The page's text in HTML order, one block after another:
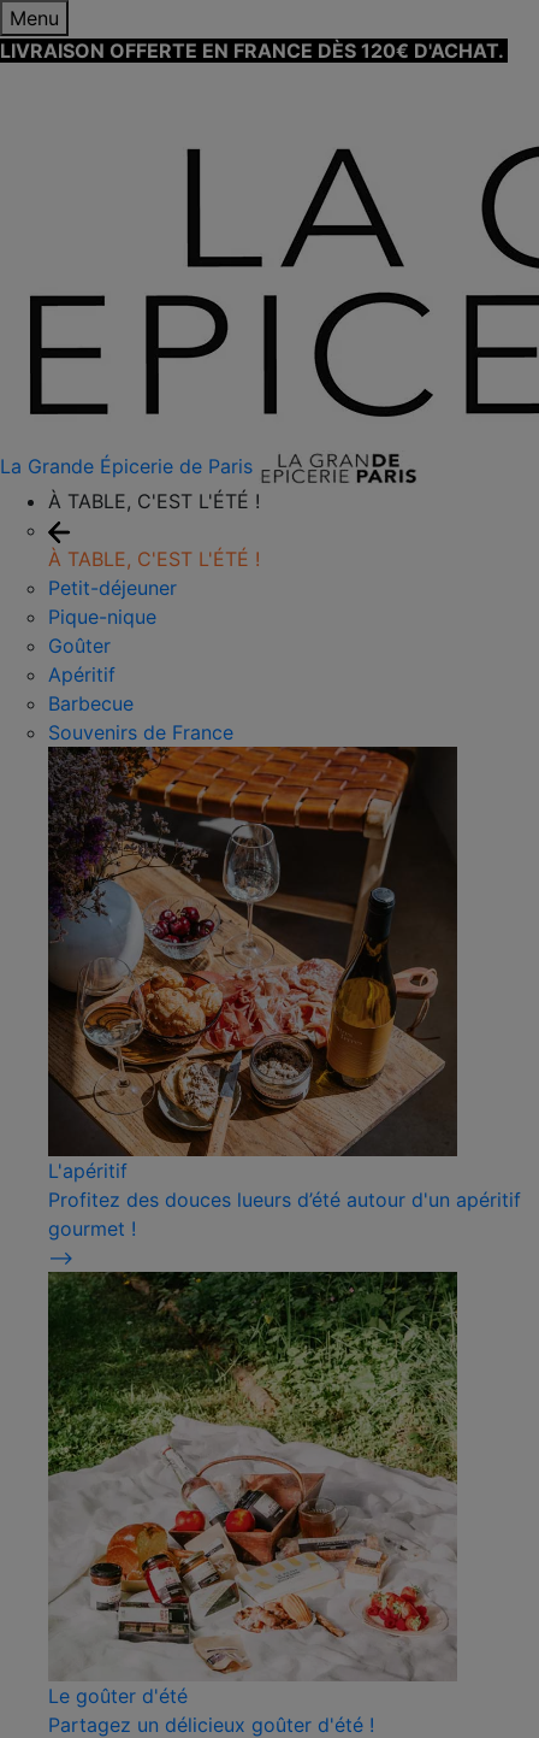
Menu
LIVRAISON OFFERTE EN FRANCE DÈS 120€ D'ACHAT.
La Grande Épicerie de Paris
À TABLE, C'EST L'ÉTÉ !
À TABLE, C'EST L'ÉTÉ !
Petit-déjeuner
Pique-nique
Goûter
Apéritif
Barbecue
Souvenirs de France
L'apéritif
Profitez des douces lueurs d’été autour d'un apéritif
gourmet !
⟶
Le goûter d'été
Partagez un délicieux goûter d'été !